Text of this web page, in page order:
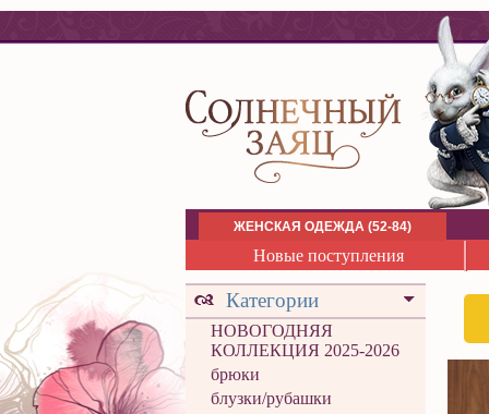
ЖЕНСКАЯ ОДЕЖДА (52-84)
Новые поступления
Категории
НОВОГОДНЯЯ
КОЛЛЕКЦИЯ 2025-2026
брюки
блузки/рубашки